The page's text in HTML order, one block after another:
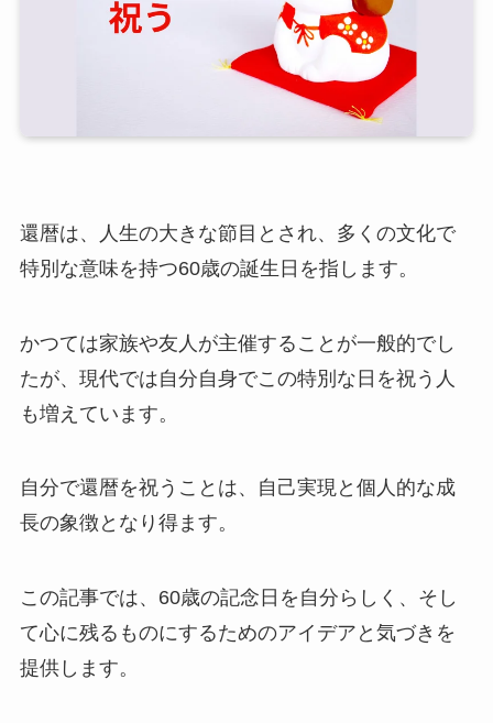
還暦は、人生の大きな節目とされ、多くの文化で
特別な意味を持つ60歳の誕生日を指します。
かつては家族や友人が主催することが一般的でし
たが、現代では自分自身でこの特別な日を祝う人
も増えています。
自分で還暦を祝うことは、自己実現と個人的な成
長の象徴となり得ます。
この記事では、60歳の記念日を自分らしく、そし
て心に残るものにするためのアイデアと気づきを
提供します。